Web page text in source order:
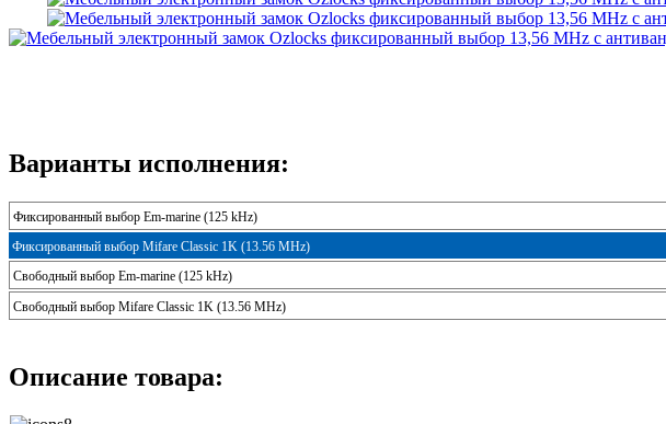
Варианты исполнения:
Фиксированный выбор Em-marine (125 kHz)
Фиксированный выбор Mifare Classic 1K (13.56 MHz)
Свободный выбор Em-marine (125 kHz)
Свободный выбор Mifare Classic 1K (13.56 MHz)
Описание товара: